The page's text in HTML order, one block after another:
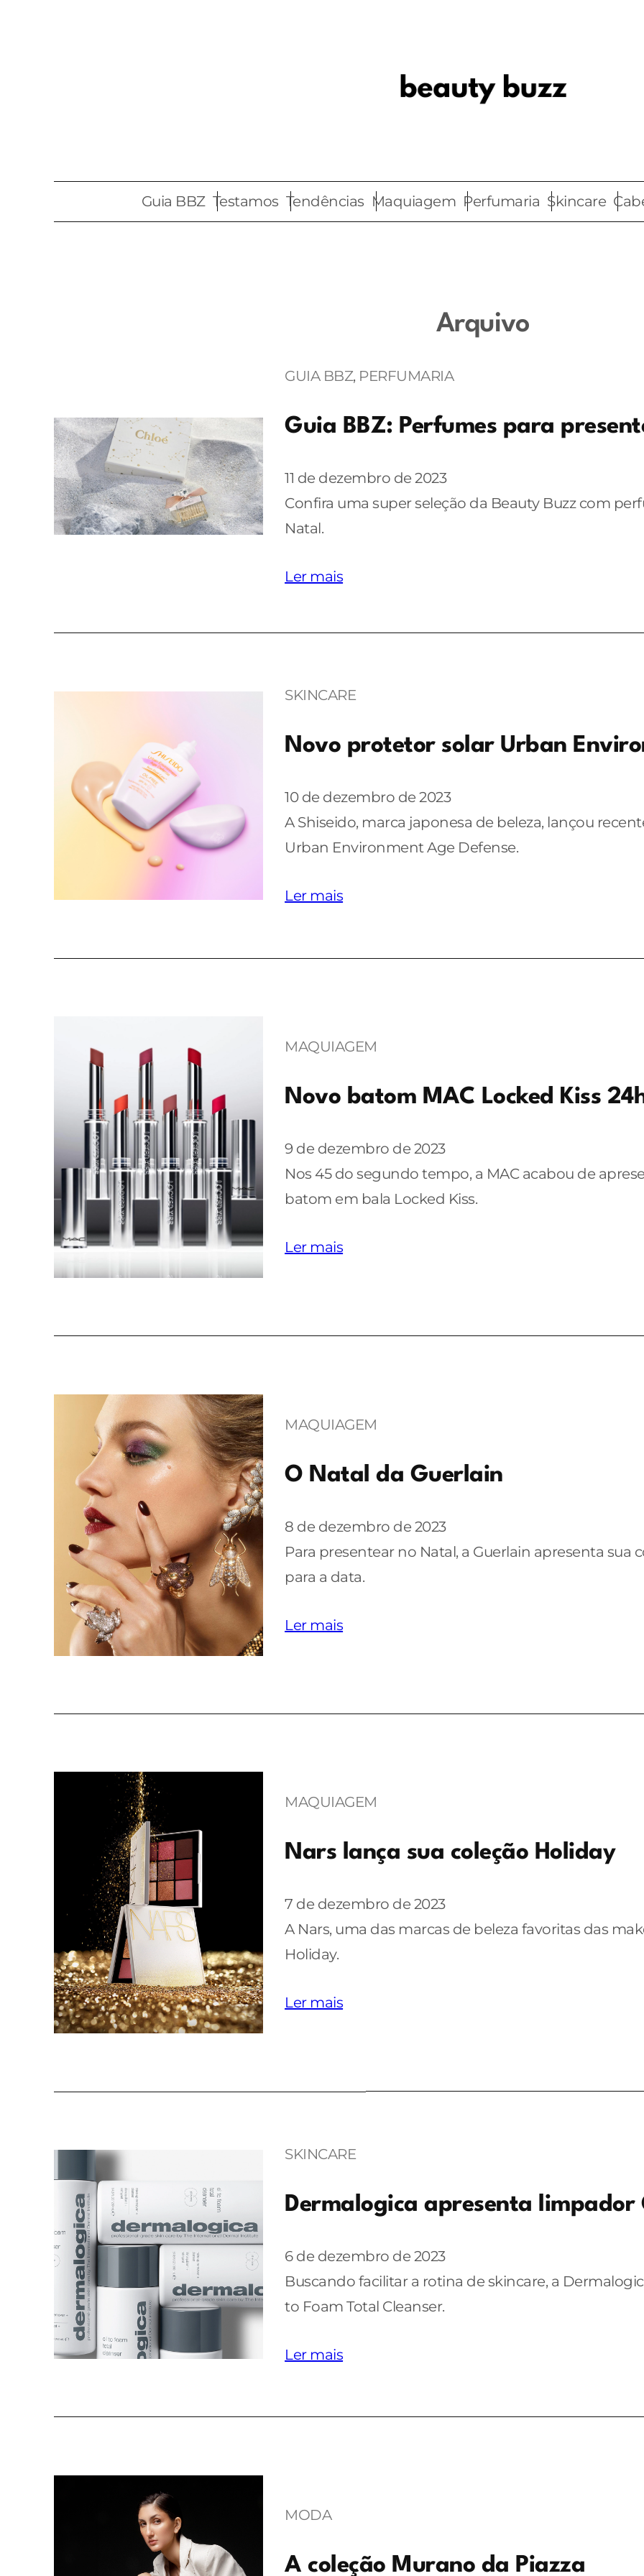
Guia BBZ Testamos Tendências Maquiagem Perfumaria Skincare
Arquivo
GUIA BBZ, PERFUMARIA
Guia BBZ: Perfumes para
11 de dezembro de 2023
Confira uma super seleção da Beauty Buzz com
Natal.
Ler mais
SKINCARE
Novo protetor solar Urban
10 de dezembro de 2023
A Shiseido, marca japonesa de beleza, lançou
Urban Environment Age Defense.
Ler mais
MAQUIAGEM
Novo batom MAC Locked Kiss
9 de dezembro de 2023
Nos 45 do segundo tempo, a MAC acabou de
batom em bala Locked Kiss.
Ler mais
MAQUIAGEM
O Natal da Guerlain
8 de dezembro de 2023
Para presentear no Natal, a Guerlain apresenta sua
para a data.
Ler mais
MAQUIAGEM
Nars lança sua coleção Holiday
7 de dezembro de 2023
A Nars, uma das marcas de beleza favoritas das
Holiday.
Ler mais
SKINCARE
Dermalogica apresenta limpador
6 de dezembro de 2023
Buscando facilitar a rotina de skincare, a
to Foam Total Cleanser.
Ler mais
MODA
A coleção Murano da Piazza